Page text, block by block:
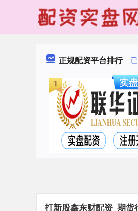
正规配资平台排行
打新股鑫东财配资_期